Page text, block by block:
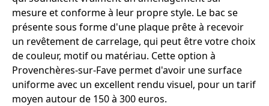
mesure et conforme à leur propre style. Le bac se
présente sous forme d'une plaque prête à recevoir
un revêtement de carrelage, qui peut être votre choix
de couleur, motif ou matériau. Cette option à
Provenchères-sur-Fave permet d'avoir une surface
uniforme avec un excellent rendu visuel, pour un tarif
moyen autour de 150 à 300 euros.